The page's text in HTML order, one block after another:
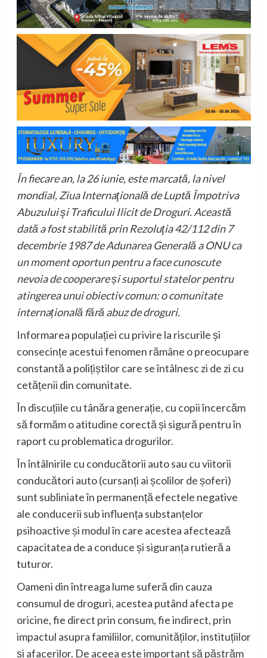
În fiecare an, la 26 iunie, este marcată, la nivel
mondial, Ziua Internaţională de Luptă Împotriva
Abuzului şi Traficului Ilicit de Droguri. Această
dată a fost stabilită prin Rezoluţia 42/112 din 7
decembrie 1987 de Adunarea Generală a ONU ca
un moment oportun pentru a face cunoscute
nevoia de cooperare și suportul statelor pentru
atingerea unui obiectiv comun: o comunitate
internațională fără abuz de droguri.
Informarea populației cu privire la riscurile și
consecințe acestui fenomen rămâne o preocupare
constantă a polițiștilor care se întâlnesc zi de zi cu
cetățenii din comunitate.
În discuțiile cu tânăra generație, cu copii încercăm
să formăm o atitudine corectă și sigură pentru în
raport cu problematica drogurilor.
În întâlnirile cu conducătorii auto sau cu viitorii
conducători auto (cursanți ai școlilor de șoferi)
sunt subliniate în permanență efectele negative
ale conducerii sub influența substanțelor
psihoactive și modul în care acestea afectează
capacitatea de a conduce și siguranța rutieră a
tuturor.
Oameni din întreaga lume suferă din cauza
consumul de droguri, acestea putând afecta pe
oricine, fie direct prin consum, fie indirect, prin
impactul asupra familiilor, comunităților, instituțiilor
și afacerilor. De aceea este important să păstrăm